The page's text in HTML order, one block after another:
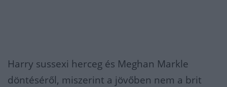
Harry sussexi herceg és Meghan Markle
döntéséről, miszerint a jövőben nem a brit